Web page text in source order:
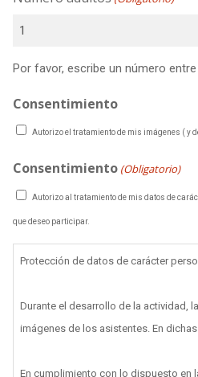
Por favor, escribe un número entre
Consentimiento
Autorizo el tratamiento de mis imágenes ( y
Consentimiento (Obligatorio)
Autorizo al tratamiento de mis datos de
que deseo participar.
Protección de datos de carácter
Durante el desarrollo de la actividad,
imágenes de los asistentes. En
En cumplimiento con lo dispuesto en